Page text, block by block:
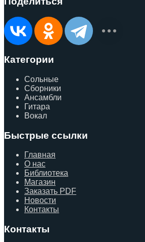
Категории
Сольные
Сборники
Ансамбли
Гитара
Вокал
Быстрые ссылки
Главная
О нас
Библиотека
Магазин
Заказать PDF
Новости
Контакты
Контакты